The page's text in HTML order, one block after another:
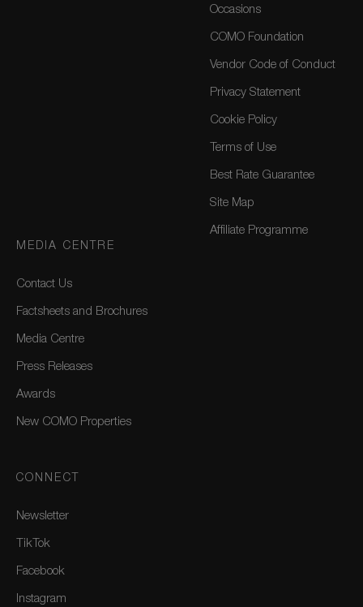
Occasions
COMO Foundation
Vendor Code of Conduct
Privacy Statement
Cookie Policy
Terms of Use
Best Rate Guarantee
Site Map
Affiliate Programme
MEDIA CENTRE
Contact Us
Factsheets and Brochures
Media Centre
Press Releases
Awards
New COMO Properties
CONNECT
Newsletter
TikTok
Facebook
Instagram